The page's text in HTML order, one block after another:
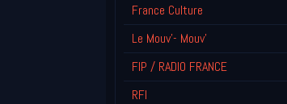
France Culture
Le Mouv'- Mouv'
FIP / RADIO FRANCE
RFI